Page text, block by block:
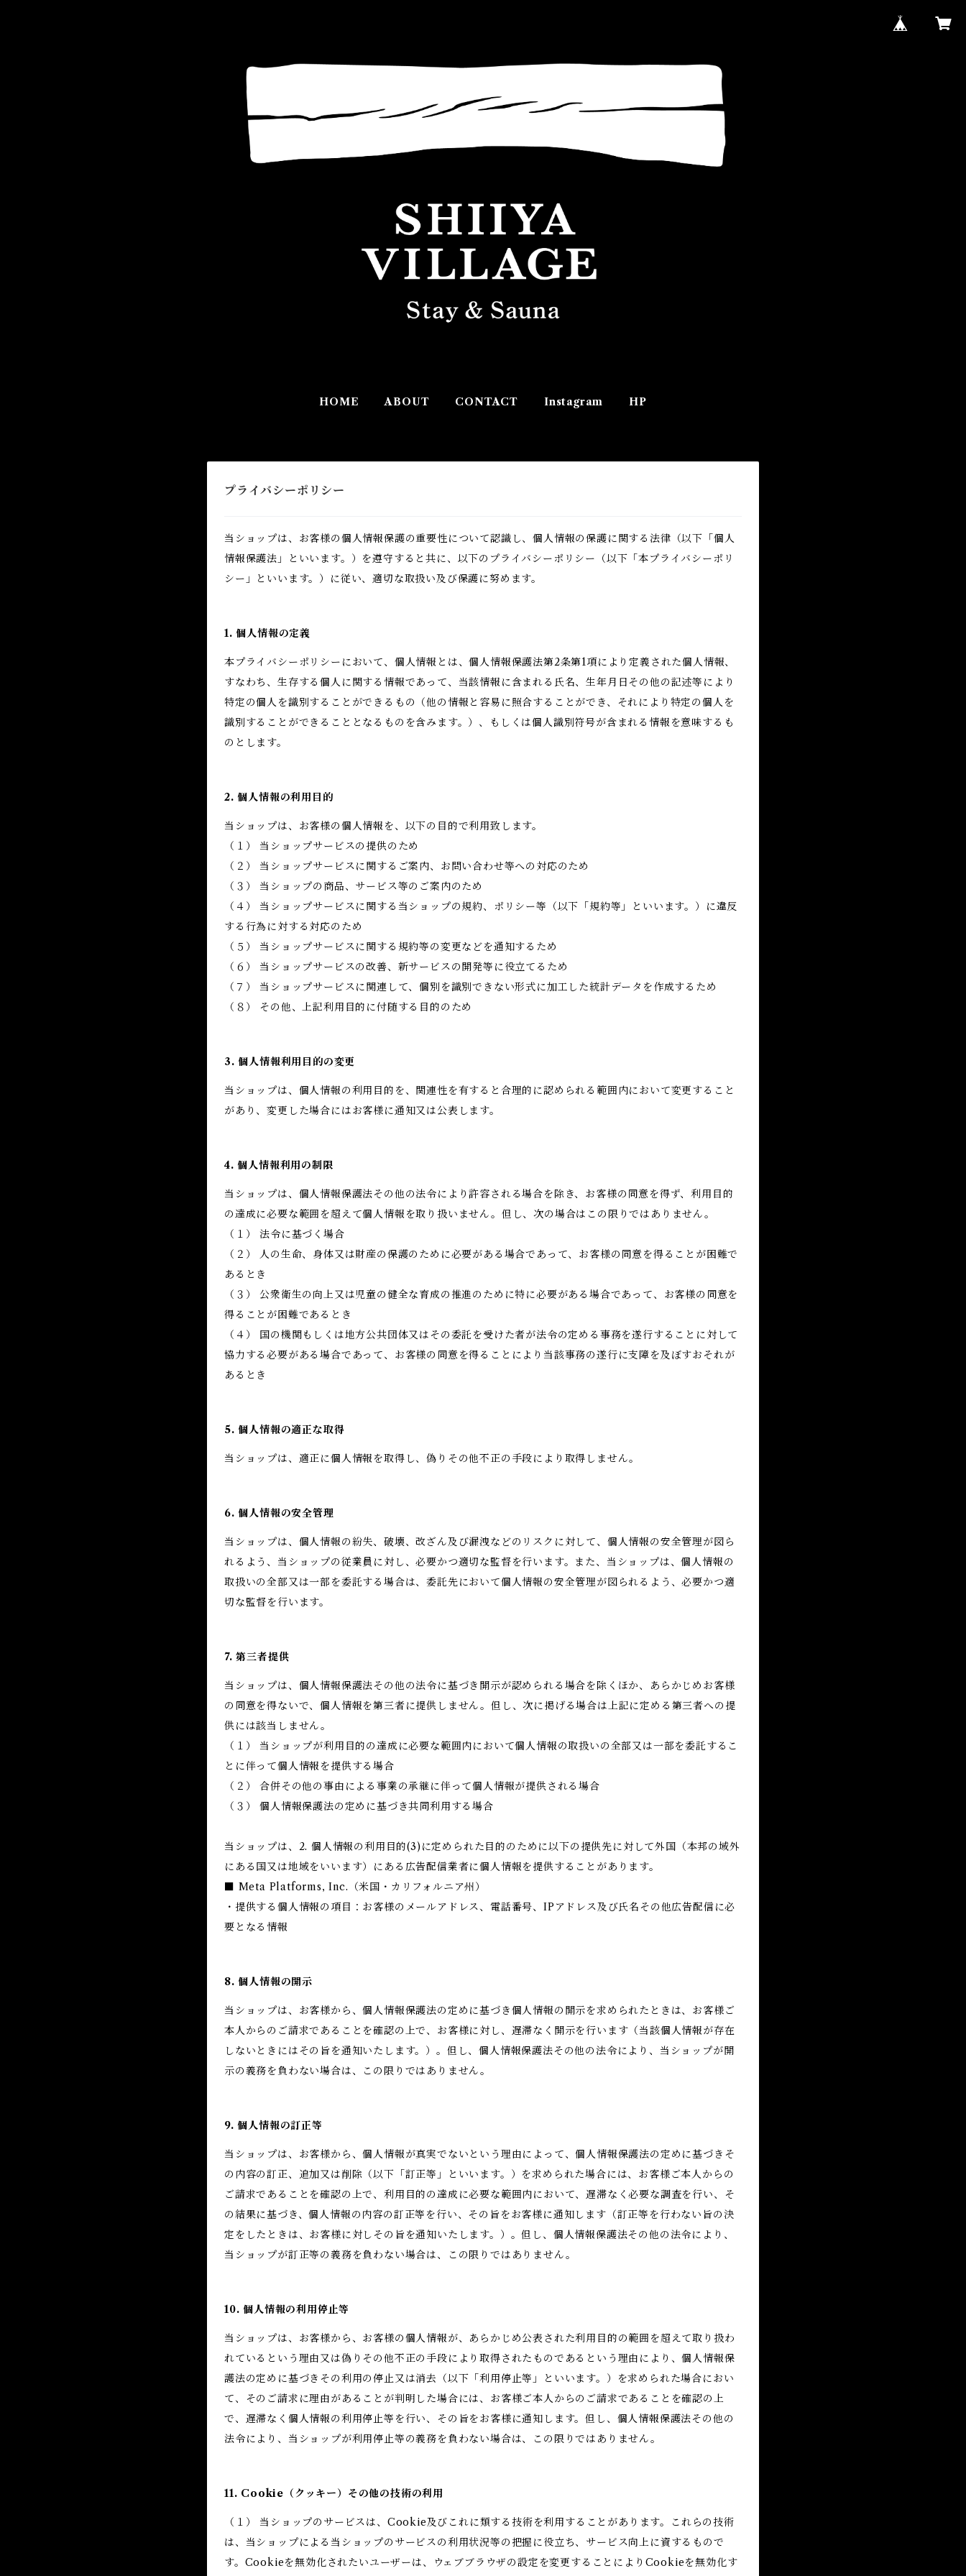
HOME ABOUT CONTACT Instagram HP
プライバシーポリシー
当ショップは、お客様の個人情報保護の重要性について認識し、個人情報の保護に関する法律（以下「個人
情報保護法」といいます。）を遵守すると共に、以下のプライバシーポリシー（以下「本プライバシーポリ
シー」といいます。）に従い、適切な取扱い及び保護に努めます。
1. 個人情報の定義
本プライバシーポリシーにおいて、個人情報とは、個人情報保護法第2条第1項により定義された個人情報、
すなわち、生存する個人に関する情報であって、当該情報に含まれる氏名、生年月日その他の記述等により
特定の個人を識別することができるもの（他の情報と容易に照合することができ、それにより特定の個人を
識別することができることとなるものを含みます。）、もしくは個人識別符号が含まれる情報を意味するも
のとします。
2. 個人情報の利用目的
当ショップは、お客様の個人情報を、以下の目的で利用致します。
（１） 当ショップサービスの提供のため
（２） 当ショップサービスに関するご案内、お問い合わせ等への対応のため
（３） 当ショップの商品、サービス等のご案内のため
（４） 当ショップサービスに関する当ショップの規約、ポリシー等（以下「規約等」といいます。）に違反
する行為に対する対応のため
（５） 当ショップサービスに関する規約等の変更などを通知するため
（６） 当ショップサービスの改善、新サービスの開発等に役立てるため
（７） 当ショップサービスに関連して、個別を識別できない形式に加工した統計データを作成するため
（８） その他、上記利用目的に付随する目的のため
3. 個人情報利用目的の変更
当ショップは、個人情報の利用目的を、関連性を有すると合理的に認められる範囲内において変更すること
があり、変更した場合にはお客様に通知又は公表します。
4. 個人情報利用の制限
当ショップは、個人情報保護法その他の法令により許容される場合を除き、お客様の同意を得ず、利用目的
の達成に必要な範囲を超えて個人情報を取り扱いません。但し、次の場合はこの限りではありません。
（１） 法令に基づく場合
（２） 人の生命、身体又は財産の保護のために必要がある場合であって、お客様の同意を得ることが困難で
あるとき
（３） 公衆衛生の向上又は児童の健全な育成の推進のために特に必要がある場合であって、お客様の同意を
得ることが困難であるとき
（４） 国の機関もしくは地方公共団体又はその委託を受けた者が法令の定める事務を遂行することに対して
協力する必要がある場合であって、お客様の同意を得ることにより当該事務の遂行に支障を及ぼすおそれが
あるとき
5. 個人情報の適正な取得
当ショップは、適正に個人情報を取得し、偽りその他不正の手段により取得しません。
6. 個人情報の安全管理
当ショップは、個人情報の紛失、破壊、改ざん及び漏洩などのリスクに対して、個人情報の安全管理が図ら
れるよう、当ショップの従業員に対し、必要かつ適切な監督を行います。また、当ショップは、個人情報の
取扱いの全部又は一部を委託する場合は、委託先において個人情報の安全管理が図られるよう、必要かつ適
切な監督を行います。
7. 第三者提供
当ショップは、個人情報保護法その他の法令に基づき開示が認められる場合を除くほか、あらかじめお客様
の同意を得ないで、個人情報を第三者に提供しません。但し、次に掲げる場合は上記に定める第三者への提
供には該当しません。
（１） 当ショップが利用目的の達成に必要な範囲内において個人情報の取扱いの全部又は一部を委託するこ
とに伴って個人情報を提供する場合
（２） 合併その他の事由による事業の承継に伴って個人情報が提供される場合
（３） 個人情報保護法の定めに基づき共同利用する場合
当ショップは、2. 個人情報の利用目的(3)に定められた目的のために以下の提供先に対して外国（本邦の域外
にある国又は地域をいいます）にある広告配信業者に個人情報を提供することがあります。
■ Meta Platforms, Inc.（米国・カリフォルニア州）
・提供する個人情報の項目：お客様のメールアドレス、電話番号、IPアドレス及び氏名その他広告配信に必
要となる情報
8. 個人情報の開示
当ショップは、お客様から、個人情報保護法の定めに基づき個人情報の開示を求められたときは、お客様ご
本人からのご請求であることを確認の上で、お客様に対し、遅滞なく開示を行います（当該個人情報が存在
しないときにはその旨を通知いたします。）。但し、個人情報保護法その他の法令により、当ショップが開
示の義務を負わない場合は、この限りではありません。
9. 個人情報の訂正等
当ショップは、お客様から、個人情報が真実でないという理由によって、個人情報保護法の定めに基づきそ
の内容の訂正、追加又は削除（以下「訂正等」といいます。）を求められた場合には、お客様ご本人からの
ご請求であることを確認の上で、利用目的の達成に必要な範囲内において、遅滞なく必要な調査を行い、そ
の結果に基づき、個人情報の内容の訂正等を行い、その旨をお客様に通知します（訂正等を行わない旨の決
定をしたときは、お客様に対しその旨を通知いたします。）。但し、個人情報保護法その他の法令により、
当ショップが訂正等の義務を負わない場合は、この限りではありません。
10. 個人情報の利用停止等
当ショップは、お客様から、お客様の個人情報が、あらかじめ公表された利用目的の範囲を超えて取り扱わ
れているという理由又は偽りその他不正の手段により取得されたものであるという理由により、個人情報保
護法の定めに基づきその利用の停止又は消去（以下「利用停止等」といいます。）を求められた場合におい
て、そのご請求に理由があることが判明した場合には、お客様ご本人からのご請求であることを確認の上
で、遅滞なく個人情報の利用停止等を行い、その旨をお客様に通知します。但し、個人情報保護法その他の
法令により、当ショップが利用停止等の義務を負わない場合は、この限りではありません。
11. Cookie（クッキー）その他の技術の利用
（１） 当ショップのサービスは、Cookie及びこれに類する技術を利用することがあります。これらの技術
は、当ショップによる当ショップのサービスの利用状況等の把握に役立ち、サービス向上に資するもので
す。Cookieを無効化されたいユーザーは、ウェブブラウザの設定を変更することによりCookieを無効化す